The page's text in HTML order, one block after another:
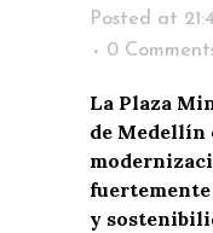
Posted at
0
La Plaza
de Medellín
y